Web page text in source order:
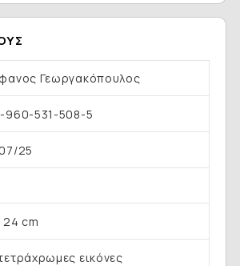
Γεωργακόπουλος
960-531-508-5
25
24 cm
εικόνες